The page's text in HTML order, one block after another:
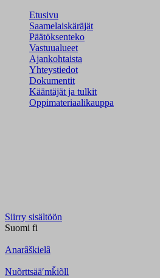
Etusivu
Saamelaiskäräjät
Päätöksenteko
Vastuualueet
Ajankohtaista
Yhteystiedot
Dokumentit
Kääntäjät ja tulkit
Oppimateriaalikauppa
Siirry sisältöön
Suomi fi
Anarâškielâ
Nuõrttsääʹmǩiõll